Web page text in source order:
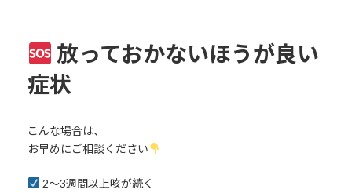
放っておかないほうが良い
症状
こんな場合は、
お早めにご相談ください
2〜3週間以上咳が続く